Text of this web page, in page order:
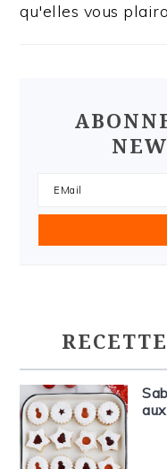
qu'elles vous